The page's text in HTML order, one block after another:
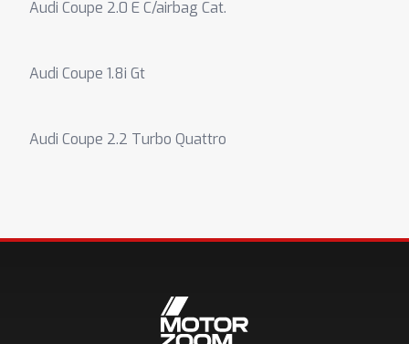
Audi Coupe 2.0 E C/airbag Cat.
Audi Coupe 1.8i Gt
Audi Coupe 2.2 Turbo Quattro